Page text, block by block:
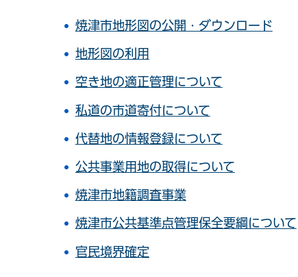
焼津市地形図の公開・ダウンロード
地形図の利用
空き地の適正管理について
私道の市道寄付について
代替地の情報登録について
公共事業用地の取得について
焼津市地籍調査事業
焼津市公共基準点管理保全要綱について
官民境界確定